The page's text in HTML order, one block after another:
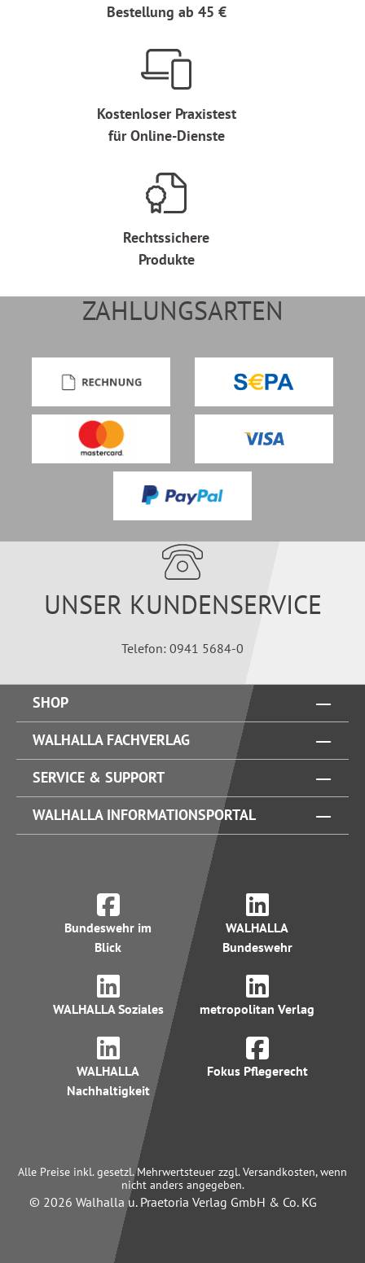
Bestellung ab 45 €
Kostenloser Praxistest
für Online-Dienste
Rechtssichere
Produkte
ZAHLUNGSARTEN
UNSER KUNDENSERVICE
Telefon: 0941 5684-0
SHOP
WALHALLA FACHVERLAG
SERVICE & SUPPORT
WALHALLA INFORMATIONSPORTAL
Bundeswehr im
Blick
WALHALLA
Bundeswehr
WALHALLA Soziales metropolitan Verlag
WALHALLA
Nachhaltigkeit
Fokus Pflegerecht
Alle Preise inkl. gesetzl. Mehrwertsteuer zzgl. Versandkosten, wenn
nicht anders angegeben.
© 2026 Walhalla u. Praetoria Verlag GmbH & Co. KG